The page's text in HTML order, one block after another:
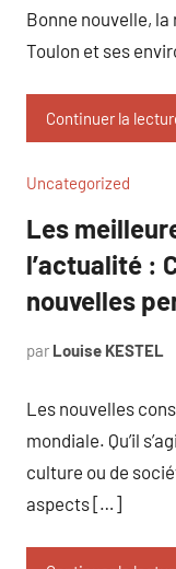
Bonne nouvelle,
Toulon et ses
Continuer la
Uncategorized
Les
l’actualité :
nouvelles
par Louise KESTEL
Les nouvelles
mondiale. Qu’il
culture ou de
aspects […]